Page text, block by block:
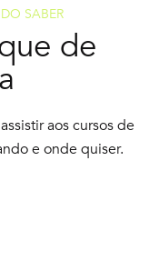
SABER
de
aos cursos de
e onde quiser.